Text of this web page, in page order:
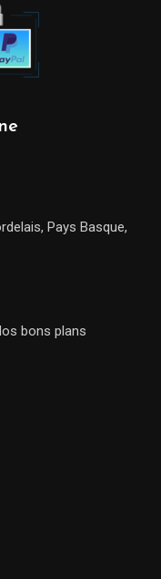
Pays Basque,
bons plans